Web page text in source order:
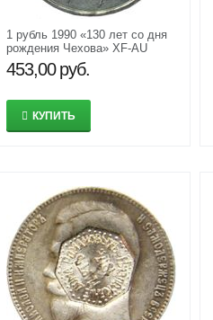
1 рубль 1990 «130 лет со дня
рождения Чехова» XF-AU
453,00 руб.
КУПИТЬ